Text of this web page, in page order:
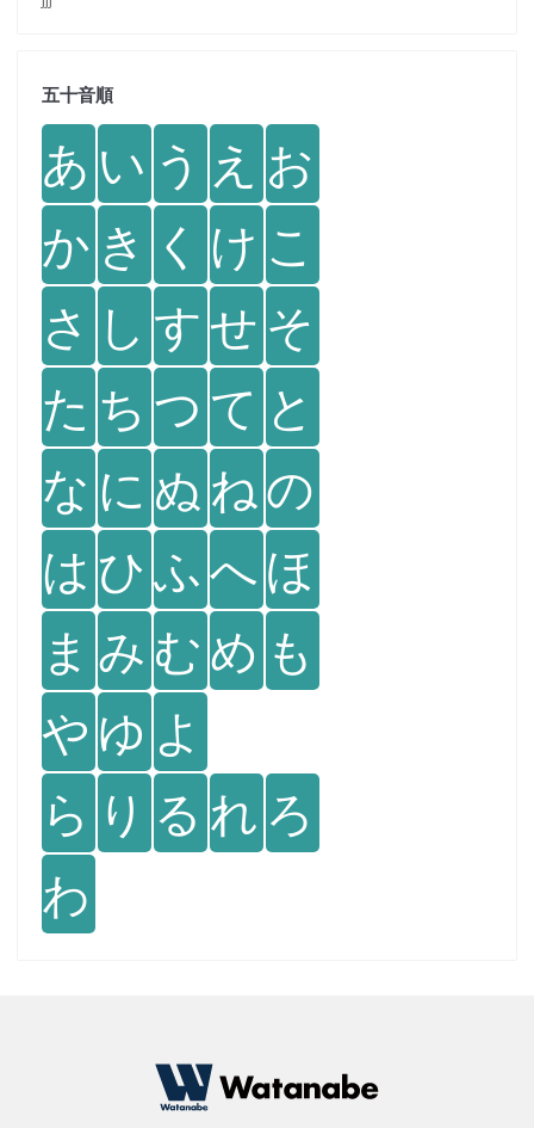
五十音順
あ い う え お
か き く け こ
さ し すせ そ
た ち つ て と
な に ぬ ねの
は ひふへほ
ま み むめ も
や ゆ よ
ら り る れ ろ
わ